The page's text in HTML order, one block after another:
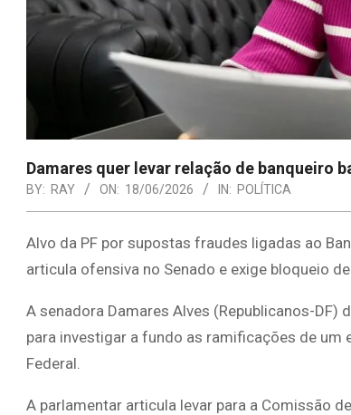
Damares quer levar relação de banqueiro
BY: RAY ON: 18/06/2026 IN: POLÍTICA
Alvo da PF por supostas fraudes ligadas ao
articula ofensiva no Senado e exige bloqueio
A senadora Damares Alves (Republicanos-DF)
para investigar a fundo as ramificações de
Federal.
A parlamentar articula levar para a Comissão